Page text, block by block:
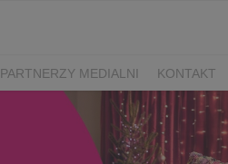
PARTNERZY MEDIALNI KONTAKT